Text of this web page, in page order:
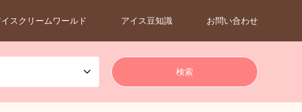
イスクリームワールド アイス豆知識 お問い合わせ